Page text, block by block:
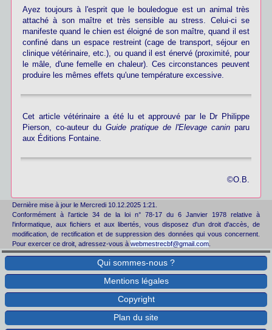
Ayez toujours à l'esprit que le bouledogue est un animal très
attaché à son maître et très sensible au stress. Celui-ci se
manifeste quand le chien est éloigné de son maître, quand il est
confiné dans un espace restreint (cage de transport, séjour en
clinique vétérinaire, etc.), ou quand il est énervé (proximité, pour
le mâle, d'une femelle en chaleur). Ces circonstances peuvent
produire les mêmes effets qu'une température excessive.
Cet article vétérinaire a été lu et approuvé par le Dr Philippe
Pierson, co-auteur du Guide pratique de l'Elevage canin paru
aux Éditions Fontaine.
©O.B.
Dernière mise à jour le Mercredi 10.12.2025 1:21
Conformément à l'article 34 de la loi n° 78-17 du 6 Janvier 1978 relative à
l'informatique, aux fichiers et aux libertés, vous disposez d'un droit d'accès, de
modification, de rectification et de suppression des données qui vous concernent.
Pour exercer ce droit, adressez-vous à webmestrecbf@gmail.com
Qui sommes-nous ?
Mentions légales
Copyright
Plan du site